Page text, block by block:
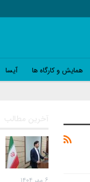
همایش و کارگاه ها آیسا
آخرین مطالب